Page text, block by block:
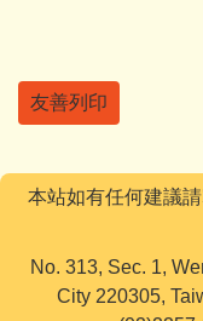
友善列印
本站如有任何建議
No. 313, Sec. 1,
City 220305,